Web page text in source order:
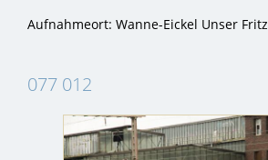
Aufnahmeort: Wanne-Eickel Unser Fritz
077 012